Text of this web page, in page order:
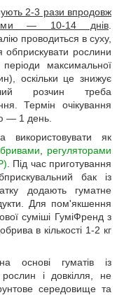
2-3 рази впродовж
— 10-14 днів
проводиться в суху,
обприскувати рослини
максимальної
оскільки це знижує
розчин треба
Термін очікування
— 1 день.
як
регуляторами
. Під час приготування
бак із
додають гуматне
Для пом'якшення
суміші ГуміФренд з
в кількості 1-2 кг
основі гуматів із
і довкілля, не
середовище та